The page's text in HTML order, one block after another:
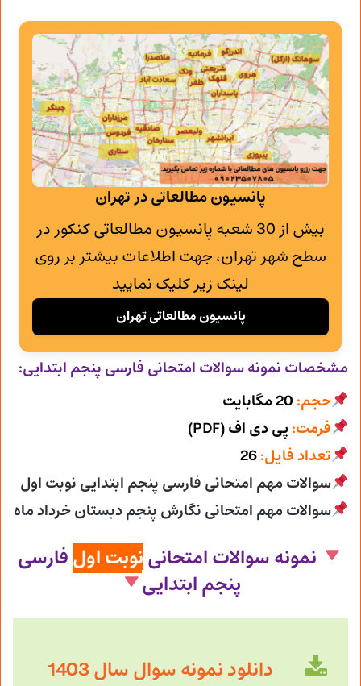
پانسیون مطالعاتی در تهران
بیش از 30 شعبه پانسیون مطالعاتی کنکور در
سطح شهر تهران، جهت اطلاعات بیشتر بر روی
لینک زیر کلیک نمایید
پانسیون مطالعاتی تهران
مشخصات نمونه سوالات امتحانی فارسی پنجم ابتدایی:
حجم: 20 مگابایت
فرمت: پی دی اف (PDF)
تعداد فایل:26
سوالات مهم امتحانی فارسی پنجم ابتدایی نوبت اول
سوالات مهم امتحانی نگارش پنجم دبستان خرداد ماه
نمونه سوالات امتحانینوبت اولفارسی
پنجم ابتدایی
دانلود نمونه سوال سال 1403